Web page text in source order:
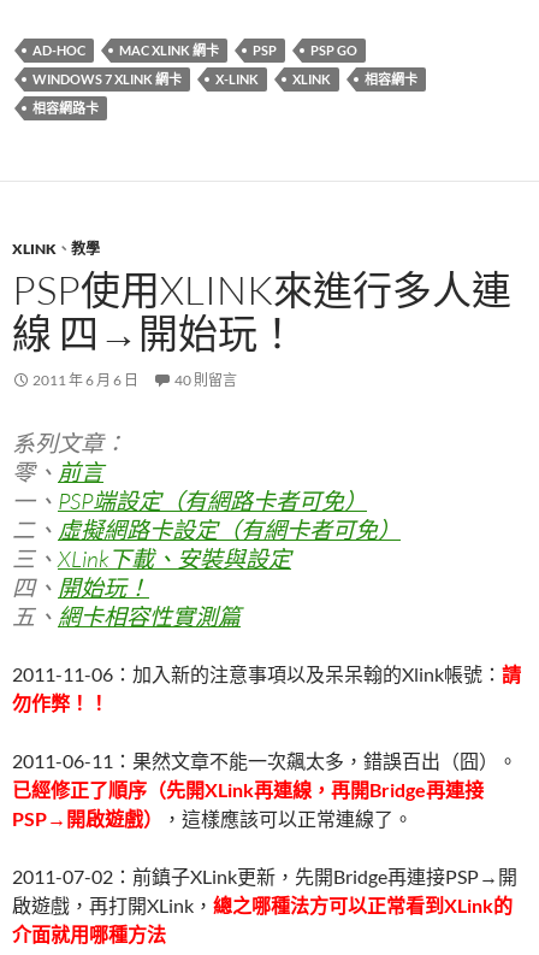
AD-HOC MAC XLINK 網卡 PSP
PSP GO
WINDOWS 7 XLINK 網卡
X-LINK XLINK
相容網卡
相容網路卡
XLINK 、 教學
PSP使用XLINK來進行多人連
線 四→開始玩！
2011 年 6 月 6 日 40 則留言
系列文章：
零、 前言
一、 PSP端設定（有網路卡者可免）
二、 虛擬網路卡設定（有網卡者可免）
三、XLink下載、安裝與設定
四、 開始玩！
五、 網卡相容性實測篇
2011-11-06：加入新的注意事項以及呆呆翰的Xlink帳號： 請
勿作弊！！
2011-06-11：果然文章不能一次飆太多，錯誤百出（囧）。
已經修正了順序（先開XLink再連線，再開Bridge再連接
PSP→開啟遊戲）
，這樣應該可以正常連線了。
2011-07-02：前鎮子XLink更新，先開Bridge再連接PSP→開
啟遊戲，再打開XLink， 總之哪種法方可以正常看到XLink的
介面就用哪種方法